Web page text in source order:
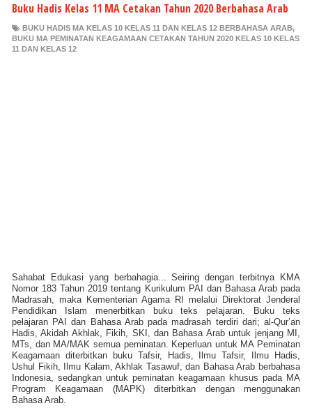
Buku Hadis Kelas 11 MA Cetakan Tahun 2020 Berbahasa Arab
BUKU HADIS MA KELAS 10 KELAS 11 DAN KELAS 12 BERBAHASA ARAB,
BUKU MA PEMINATAN KEAGAMAAN CETAKAN TAHUN 2020 KELAS 10 KELAS
11 DAN KELAS 12
Sahabat Edukasi yang berbahagia...
Seiring dengan terbitnya KMA
Nomor 183 Tahun 2019 tentang Kurikulum PAI dan Bahasa Arab pada
Madrasah, maka Kementerian Agama RI melalui Direktorat Jenderal
Pendidikan Islam menerbitkan buku teks pelajaran. Buku teks
pelajaran PAI dan Bahasa Arab pada madrasah terdiri dari; al-Qur’an
Hadis, Akidah Akhlak, Fikih, SKI, dan Bahasa Arab untuk jenjang MI,
MTs, dan MA/MAK semua peminatan. Keperluan untuk MA Peminatan
Keagamaan diterbitkan buku Tafsir, Hadis, Ilmu Tafsir, Ilmu Hadis,
Ushul Fikih, Ilmu Kalam, Akhlak Tasawuf, dan Bahasa Arab berbahasa
Indonesia, sedangkan untuk peminatan keagamaan khusus pada MA
Program Keagamaan (MAPK) diterbitkan dengan menggunakan
Bahasa Arab.